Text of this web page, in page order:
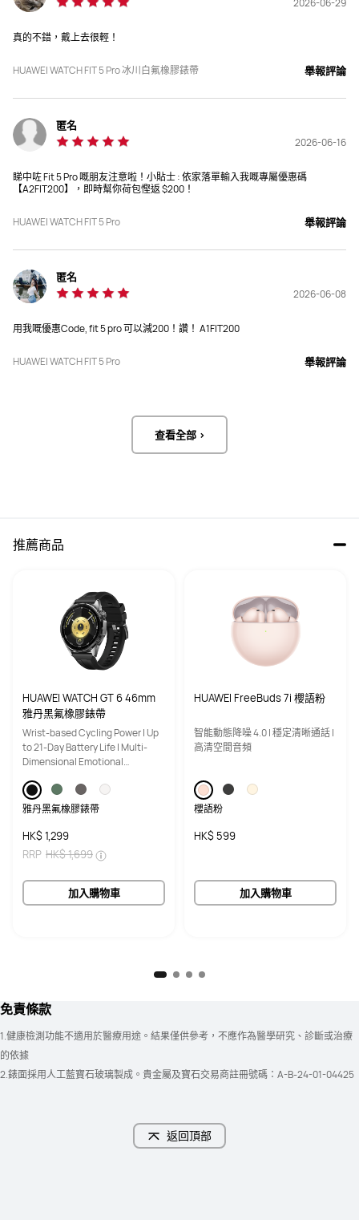
真的不錯，戴上去很輕！
HUAWEI WATCH FIT 5 Pro 冰川白氟橡膠錶帶 舉報評論
匿名
2026-06-16
睇中咗 Fit 5 Pro 嘅朋友注意啦！小貼士 : 依家落單輸入我嘅專屬優惠碼
【A2FIT200】，即時幫你荷包慳返 $200！
HUAWEI WATCH FIT 5 Pro 舉報評論
匿名
2026-06-08
用我嘅優惠Code, fit 5 pro 可以減200！讚！ A1FIT200
HUAWEI WATCH FIT 5 Pro 舉報評論
查看全部 >
推薦商品
HUAWEI WATCH GT 6 46mm
雅丹黑氟橡膠錶帶
Wrist-based Cycling Power | Up
to 21-Day Battery Life | Multi-
Dimensional Emotional
雅丹黑氟橡膠錶帶
HK$ 1,299
RRP HK$ 1,699
加入購物車
HUAWEI FreeBuds 7i 櫻語粉
智能動態降噪 4.0 | 穩定清晰通話 |
高清空間音頻
櫻語粉
HK$ 599
加入購物車
免責條款
1.健康檢測功能不適用於醫療用途。結果僅供參考，不應作為醫學研究、診斷或治療
的依據
2.錶面採用人工藍寶石玻璃製成。貴金屬及寶石交易商註冊號碼：A-B-24-01-04425
返回頂部